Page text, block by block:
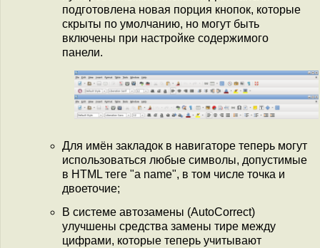
подготовлена новая порция кнопок, которые
скрыты по умолчанию, но могут быть
включены при настройке содержимого
панели.
Для имён закладок в навигаторе теперь могут
использоваться любые символы, допустимые
в HTML теге "a name", в том числе точка и
двоеточие;
В системе автозамены (AutoCorrect)
улучшены средства замены тире между
цифрами, которые теперь учитывают